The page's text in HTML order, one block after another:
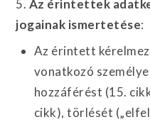
5. Az érintettek
jogainak ismertetése:
Az érintett
vonatkozó
hozzáférést (15.
cikk), törlését